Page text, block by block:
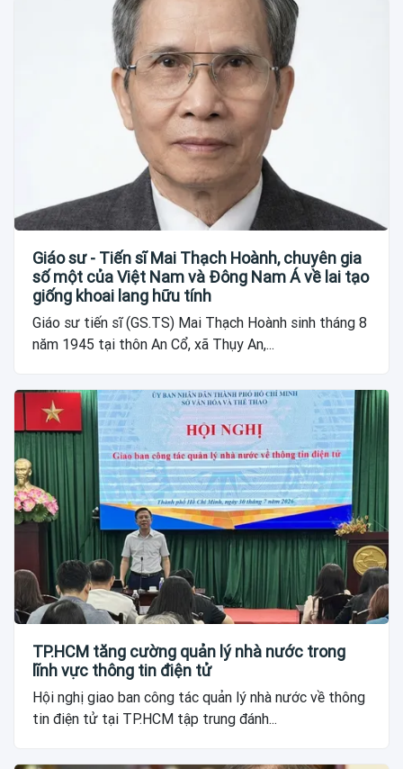
Giáo sư - Tiến sĩ Mai Thạch Hoành, chuyên gia
số một của Việt Nam và Đông Nam Á về lai tạo
giống khoai lang hữu tính
Giáo sư tiến sĩ (GS.TS) Mai Thạch Hoành sinh tháng 8
năm 1945 tại thôn An Cổ, xã Thụy An,...
TP.HCM tăng cường quản lý nhà nước trong
lĩnh vực thông tin điện tử
Hội nghị giao ban công tác quản lý nhà nước về thông
tin điện tử tại TP.HCM tập trung đánh...